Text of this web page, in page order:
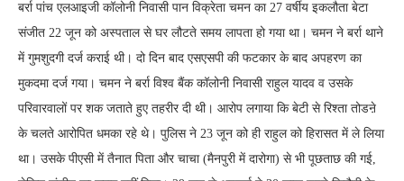
बर्रा पांच एलआइजी कॉलोनी निवासी पान विक्रेता चमन का 27 वर्षीय इकलौता बेटा
संजीत 22 जून को अस्पताल से घर लौटते समय लापता हो गया था। चमन ने बर्रा थाने
में गुमशुदगी दर्ज कराई थी। दो दिन बाद एसएसपी की फटकार के बाद अपहरण का
मुकदमा दर्ज गया। चमन ने बर्रा विश्व बैंक कॉलोनी निवासी राहुल यादव व उसके
परिवारवालों पर शक जताते हुए तहरीर दी थी। आरोप लगाया कि बेटी से रिश्ता तोडऩे
के चलते आरोपित धमका रहे थे। पुलिस ने 23 जून को ही राहुल को हिरासत में ले लिया
था। उसके पीएसी में तैनात पिता और चाचा (मैनपुरी में दारोगा) से भी पूछताछ की गई,